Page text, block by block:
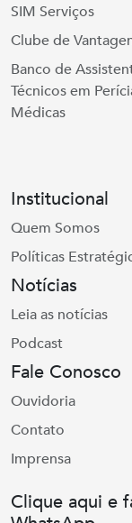
SIM Serviços
Clube de
Banco de
Técnicos em
Médicas
Institucional
Quem Somos
Políticas
Notícias
Leia as notícias
Podcast
Fale Conosco
Ouvidoria
Contato
Imprensa
Clique aqui e